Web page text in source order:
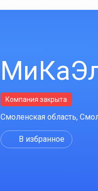
Компания закрыта
Смоленская область,
В избранное